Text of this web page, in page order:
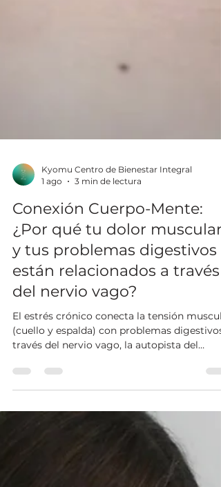
Kyomu Centro de Bienestar Integral
1 ago
3 min de lectura
Conexión Cuerpo-Mente:
¿Por qué tu dolor muscular
y tus problemas digestivos
(cuello y espalda) con problemas digestivos
través del nervio vago, la autopista del
sistema parasimpático. En Centro Kyomu
(Madrid) abordamos este círculo vicioso
desde una perspectiva global combinando